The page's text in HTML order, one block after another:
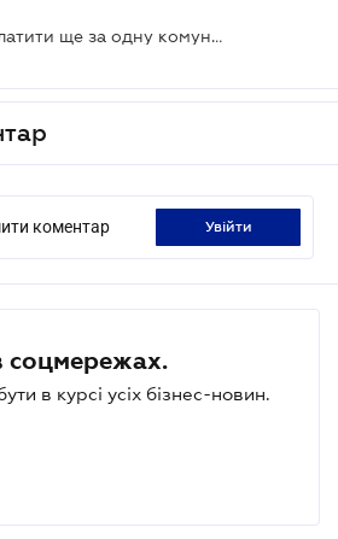
Киянам доведеться платити ще за одну комунальну послугу
коментар увійти
соцмережах.
в курсі усіх бізнес-новин.